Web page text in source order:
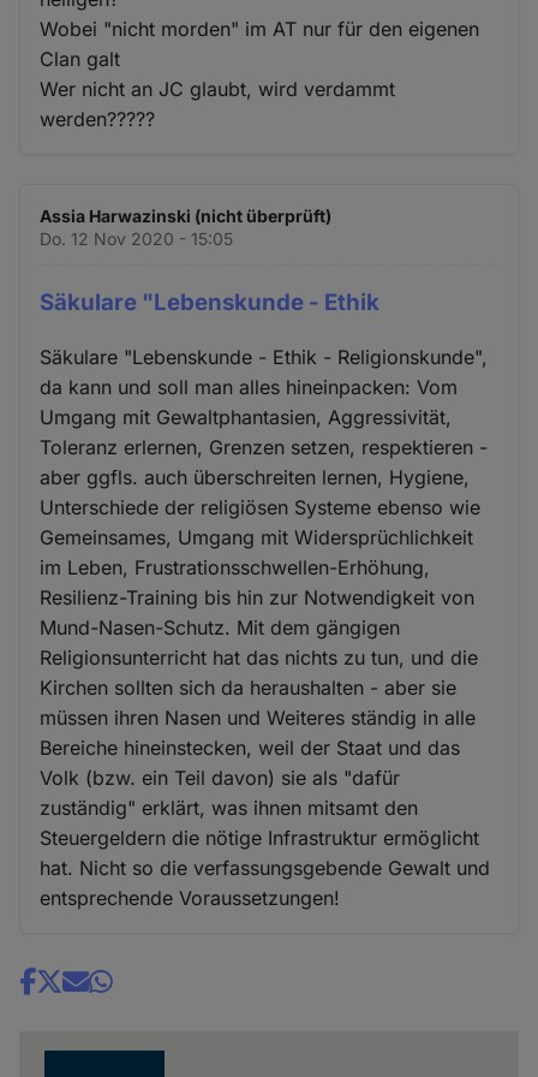
Wobei "nicht morden" im AT nur für den eigenen
Clan galt
Wer nicht an JC glaubt, wird verdammt
werden?????
Assia Harwazinski (nicht überprüft)
Do. 12 Nov 2020 - 15:05
Säkulare "Lebenskunde - Ethik
Säkulare "Lebenskunde - Ethik - Religionskunde",
da kann und soll man alles hineinpacken: Vom
Umgang mit Gewaltphantasien, Aggressivität,
Toleranz erlernen, Grenzen setzen, respektieren -
aber ggfls. auch überschreiten lernen, Hygiene,
Unterschiede der religiösen Systeme ebenso wie
Gemeinsames, Umgang mit Widersprüchlichkeit
im Leben, Frustrationsschwellen-Erhöhung,
Resilienz-Training bis hin zur Notwendigkeit von
Mund-Nasen-Schutz. Mit dem gängigen
Religionsunterricht hat das nichts zu tun, und die
Kirchen sollten sich da heraushalten - aber sie
müssen ihren Nasen und Weiteres ständig in alle
Bereiche hineinstecken, weil der Staat und das
Volk (bzw. ein Teil davon) sie als "dafür
zuständig" erklärt, was ihnen mitsamt den
Steuergeldern die nötige Infrastruktur ermöglicht
hat. Nicht so die verfassungsgebende Gewalt und
entsprechende Voraussetzungen!
Share